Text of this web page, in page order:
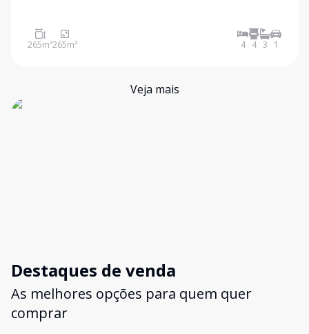
265m²265m² 4 4 3 1
Veja mais
Destaques de venda
As melhores opções para quem quer
comprar